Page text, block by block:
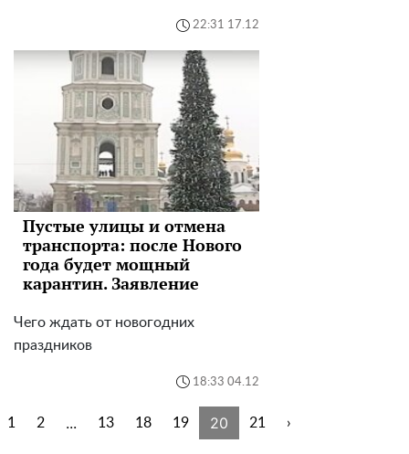
22:31 17.12
Пустые улицы и отмена
транспорта: после Нового
года будет мощный
карантин. Заявление
Чего ждать от новогодних
праздников
18:33 04.12
1 2 ... 13 18 19 20 21 ›